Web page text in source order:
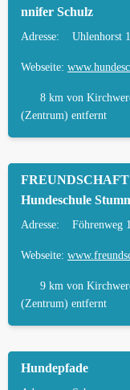
nnifer Schulz
Adresse: Uhlenhorst
Webseite:
8 km von
(Zentrum) entfernt
Hundeschule
Adresse: Föhrenweg
Webseite:
9 km von
(Zentrum) entfernt
Hundepfade